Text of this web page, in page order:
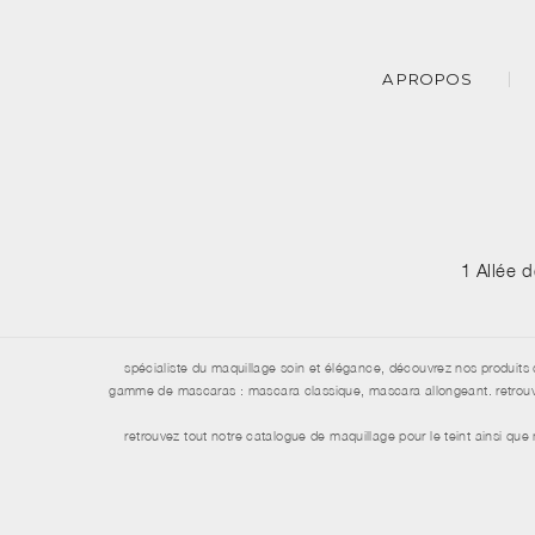
A PROPOS
1 Allée
spécialiste du maquillage soin et élégance, découvrez nos
gamme de mascaras : mascara classique, mascara allongeant.
retrouvez tout notre catalogue de maquillage pour le teint ainsi